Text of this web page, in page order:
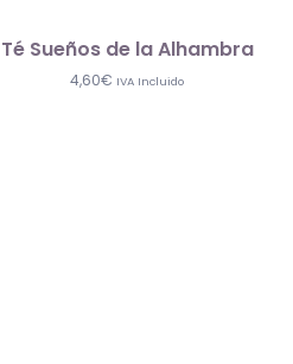
Té Sueños de la Alhambra
4,60€ IVA Incluido